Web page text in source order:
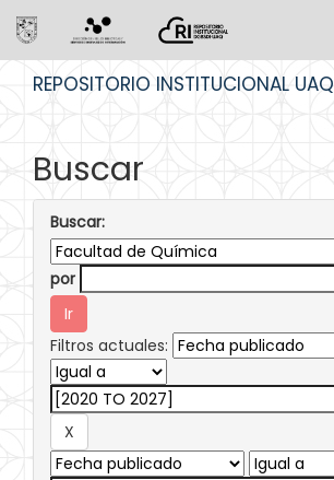
REPOSITORIO INSTITUCIONAL UAQ
Buscar
Buscar:
por
Filtros actuales: